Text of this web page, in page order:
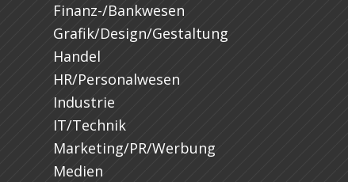
Finanz-/Bankwesen
Grafik/Design/Gestaltung
Handel
HR/Personalwesen
Industrie
IT/Technik
Marketing/PR/Werbung
Medien